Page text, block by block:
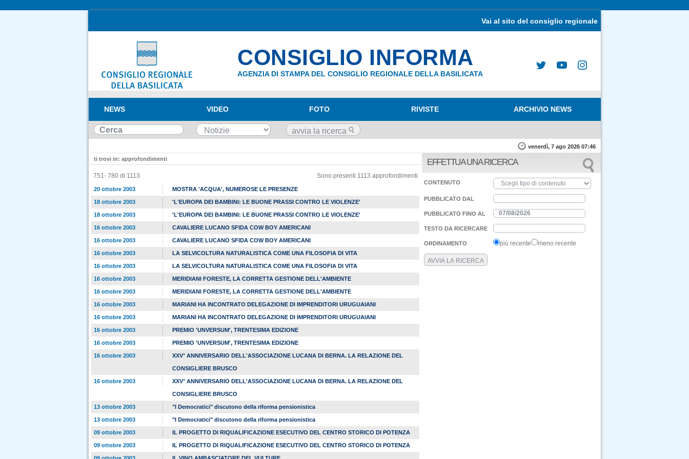
Vai al sito del consiglio regionale
CONSIGLIO INFORMA
AGENZIA DI STAMPA DEL CONSIGLIO REGIONALE DELLA BASILICATA
NEWS VIDEO FOTO RIVISTE ARCHIVIO NEWS
venerdì, 7 ago 2026 07:46
ti trovi in: approfondimenti
751- 780 di 1113 Sono presenti 1113 approfondimenti
MOSTRA 'ACQUA', NUMEROSE LE PRESENZE
20 ottobre 2003
'L'EUROPA DEI BAMBINI: LE BUONE PRASSI CONTRO LE VIOLENZE'
18 ottobre 2003
'L'EUROPA DEI BAMBINI: LE BUONE PRASSI CONTRO LE VIOLENZE'
18 ottobre 2003
CAVALIERE LUCANO SFIDA COW BOY AMERICANI
16 ottobre 2003
CAVALIERE LUCANO SFIDA COW BOY AMERICANI
16 ottobre 2003
LA SELVICOLTURA NATURALISTICA COME UNA FILOSOFIA DI VITA
16 ottobre 2003
LA SELVICOLTURA NATURALISTICA COME UNA FILOSOFIA DI VITA
16 ottobre 2003
MERIDIANI FORESTE, LA CORRETTA GESTIONE DELL'AMBIENTE
16 ottobre 2003
MERIDIANI FORESTE, LA CORRETTA GESTIONE DELL'AMBIENTE
16 ottobre 2003
MARIANI HA INCONTRATO DELEGAZIONE DI IMPRENDITORI URUGUAIANI
16 ottobre 2003
MARIANI HA INCONTRATO DELEGAZIONE DI IMPRENDITORI URUGUAIANI
16 ottobre 2003
PREMIO 'UNVERSUM', TRENTESIMA EDIZIONE
16 ottobre 2003
PREMIO 'UNVERSUM', TRENTESIMA EDIZIONE
16 ottobre 2003
XXV° ANNIVERSARIO DELL'ASSOCIAZIONE LUCANA DI BERNA. LA RELAZIONE DEL
CONSIGLIERE BRUSCO
16 ottobre 2003
XXV° ANNIVERSARIO DELL'ASSOCIAZIONE LUCANA DI BERNA. LA RELAZIONE DEL
CONSIGLIERE BRUSCO
16 ottobre 2003
"I Democratici" discutono della riforma pensionistica
13 ottobre 2003
"I Democratici" discutono della riforma pensionistica
13 ottobre 2003
IL PROGETTO DI RIQUALIFICAZIONE ESECUTIVO DEL CENTRO STORICO DI POTENZA
09 ottobre 2003
IL PROGETTO DI RIQUALIFICAZIONE ESECUTIVO DEL CENTRO STORICO DI POTENZA
09 ottobre 2003
EFFETTUA UNA RICERCA
CONTENUTO
PUBBLICATO DAL
PUBBLICATO FINO AL
TESTO DA RICERCARE
ORDINAMENTO più recente meno recente